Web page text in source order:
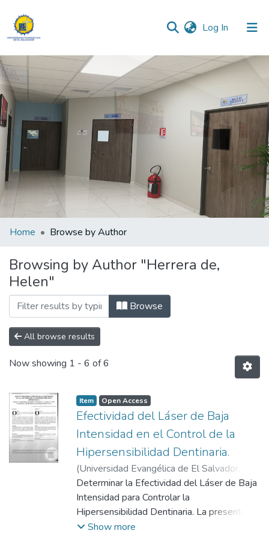
Log In (current)
Communities & Collections
All of DSpace
Home Browse by Author
Browsing by Author "Herrera de,
Helen"
Browse
All browse results
Now showing 1 - 6 of 6
Item Open Access
Efectividad del Láser de Baja
Intensidad en el Control de la
Hipersensibilidad Dentinaria.
(Universidad Evangélica de El Salvador,
2008-12)Gomez, Nadia; García, Karen
Herrera de, Helen;Herrera, Henry
Determinar la Efectividad del Láser de Baja
Intensidad para Controlar la
Hipersensibilidad Dentinaria. La presente
investigación clínica experimental, se realizó
Show more